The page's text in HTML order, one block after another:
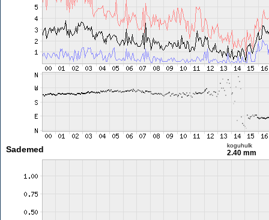
Sademed koguhulk
2.40 mm